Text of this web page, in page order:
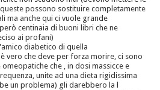
possono sostituire completamente
ma anche qui ci vuole grande
centinaia di buoni libri che ne
ai profani)
diabetico di quella
vero che deve per forza morire, ci sono
che , in dosi massicce e
unite ad una dieta rigidissima
un problema) gli darebbero la l